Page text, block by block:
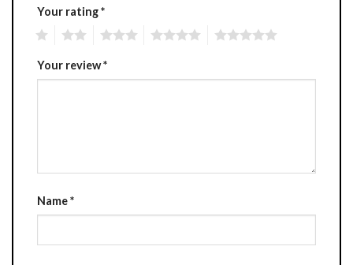
Your rating*
Your review*
Name*